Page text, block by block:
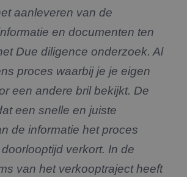
aanleveren van de
en documenten ten
Due diligence onderzoek. Al
proces waarbij je je eigen
een andere bril bekijkt. De
een snelle en juiste
de informatie het proces
verkort. In de
van het verkooptraject heeft